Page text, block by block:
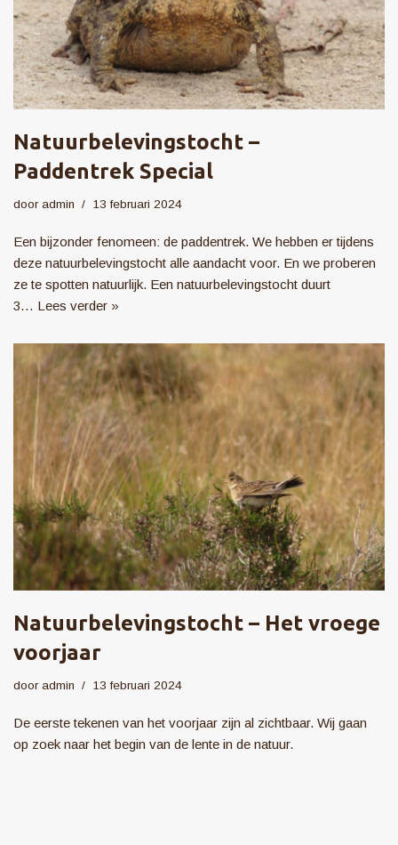
Natuurbelevingstocht –
Paddentrek Special
door admin 13 februari 2024
Een bijzonder fenomeen: de paddentrek. We hebben er tijdens
deze natuurbelevingstocht alle aandacht voor. En we proberen
ze te spotten natuurlijk. Een natuurbelevingstocht duurt
3… Lees verder »
Natuurbelevingstocht – Het vroege
voorjaar
door admin 13 februari 2024
De eerste tekenen van het voorjaar zijn al zichtbaar. Wij gaan
op zoek naar het begin van de lente in de natuur.